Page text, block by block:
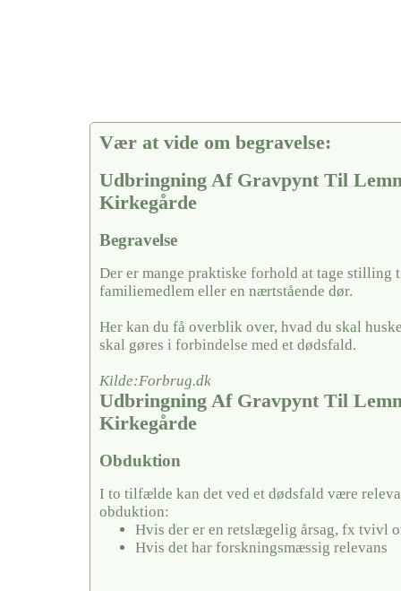
Vær at vide om begravelse:
Udbringning Af Gravpynt Til
Kirkegårde
Begravelse
Der er mange praktiske forhold at tage stilling
familiemedlem eller en nærtstående dør.
Her kan du få overblik over, hvad du skal
skal gøres i forbindelse med et dødsfald.
Kilde:Forbrug.dk
Udbringning Af Gravpynt Til
Kirkegårde
Obduktion
I to tilfælde kan det ved et dødsfald være
obduktion:
Hvis der er en retslægelig årsag, fx tvivl
Hvis det har forskningsmæssig relevans